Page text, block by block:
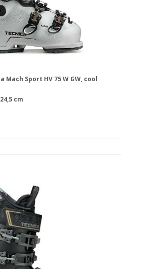
Mach Sport HV 75 W GW, cool
cm